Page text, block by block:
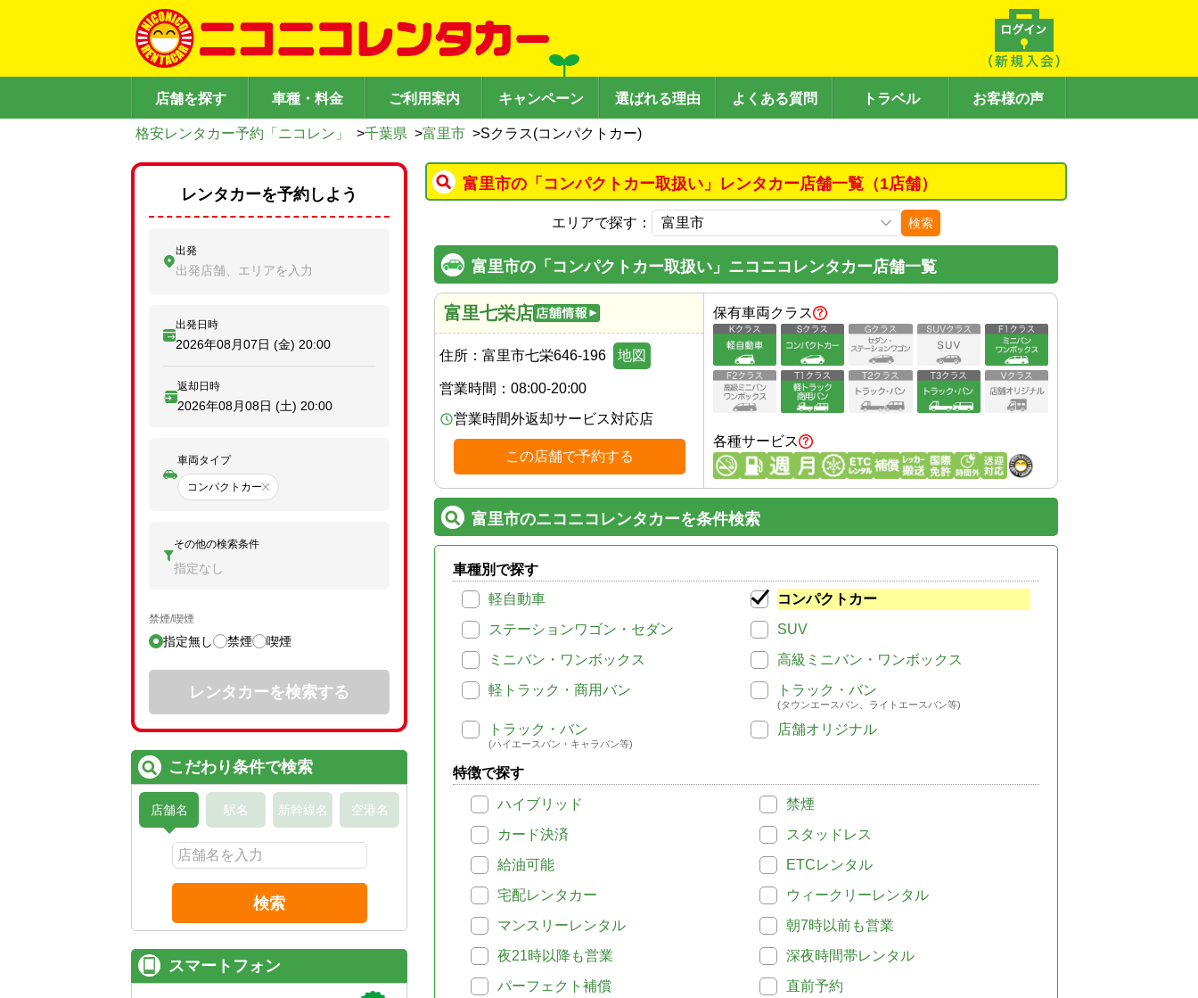
店舗を探す 車種・料金 ご利用案内 キャンペーン 選ばれる理由 よくある質問 トラベル お客様の声
格安レンタカー予約「ニコレン」 >千葉県 >富里市 >Sクラス(コンパクトカー)
富里市の「コンパクトカー取扱い」レンタカー店舗一覧（1店舗）
エリアで探す： 検索
富里市の「コンパクトカー取扱い」ニコニコレンタカー店舗一覧
富里七栄店
住所： 富里市七栄646-196 地図
営業時間： 08:00-20:00
営業時間外返却サービス対応店
この店舗で予約する
保有車両クラス
各種サービス
富里市のニコニコレンタカーを条件検索
車種別で探す
軽自動車
コンパクトカー
ステーションワゴン・セダン
SUV
ミニバン・ワンボックス
高級ミニバン・ワンボックス
軽トラック・商用バン
トラック・バン
(タウンエースバン、ライトエースバン等)
トラック・バン
(ハイエースバン・キャラバン等)
店舗オリジナル
特徴で探す
ハイブリッド
禁煙
カード決済
スタッドレス
給油可能
ETCレンタル
宅配レンタカー
ウィークリーレンタル
マンスリーレンタル
朝7時以前も営業
夜21時以降も営業
深夜時間帯レンタル
パーフェクト補償
直前予約
レンタカーを予約しよう
出発
出発店舗、エリアを入力
出発日時
2026年08月07日 (金) 20:00
返却日時
2026年08月08日 (土) 20:00
車両タイプ
コンパクトカー
その他の検索条件
指定なし
禁煙/喫煙
指定無し 禁煙 喫煙
レンタカーを検索する
こだわり条件で検索
店舗名 駅名 新幹線名 空港名
検索
スマートフォン